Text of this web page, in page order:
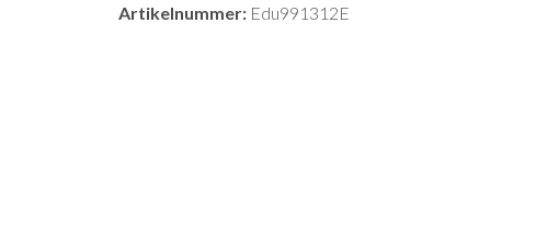
Artikelnummer: Edu991312E